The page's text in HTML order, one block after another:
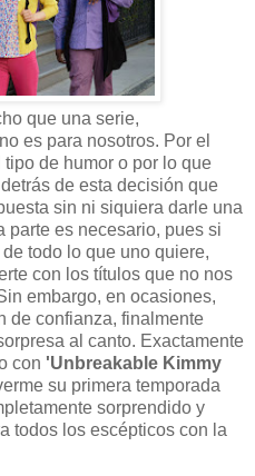
que una serie,
es para nosotros. Por el
de humor o por lo que
de esta decisión que
sin ni siquiera darle una
parte es necesario, pues si
todo lo que uno quiere,
con los títulos que no nos
embargo, en ocasiones,
de confianza, finalmente
al canto. Exactamente
con 'Unbreakable Kimmy
su primera temporada
sorprendido y
todos los escépticos con la